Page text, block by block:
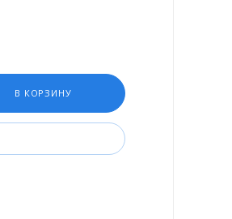
В КОРЗИНУ